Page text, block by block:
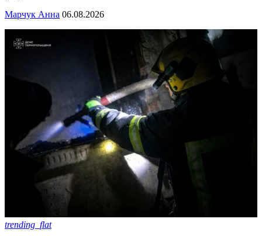
Марчук Анна 06.08.2026
trending_flat